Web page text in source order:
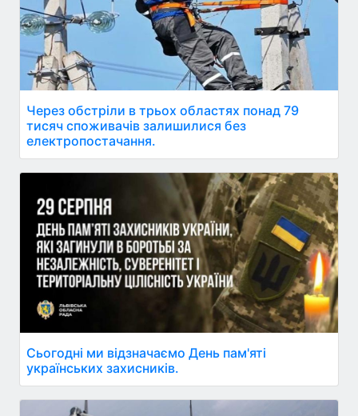
Через обстріли в трьох областях понад 79
тисяч споживачів залишилися без
електропостачання.
Сьогодні ми відзначаємо День пам'яті
українських захисників.